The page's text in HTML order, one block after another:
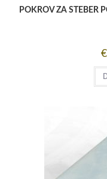
POKROV ZA STEBER
€